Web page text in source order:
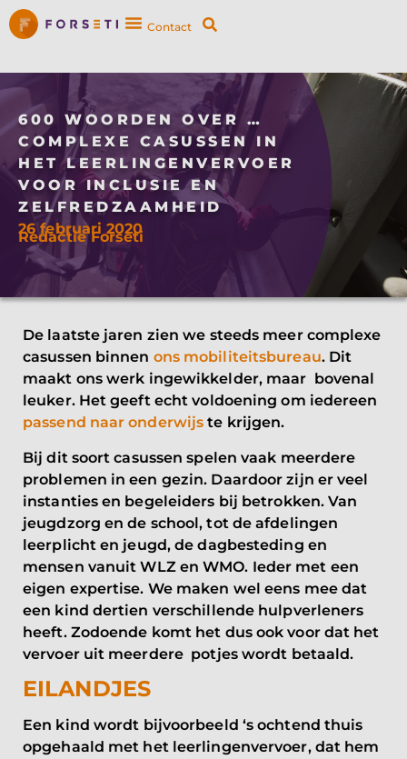
Contact
600 WOORDEN OVER …
COMPLEXE CASUSSEN IN
HET LEERLINGENVERVOER
VOOR INCLUSIE EN
ZELFREDZAAMHEID
26 februari 2020
Redactie Forseti
De laatste jaren zien we steeds meer complexe
casussen binnen ons mobiliteitsbureau. Dit
maakt ons werk ingewikkelder, maar bovenal
leuker. Het geeft echt voldoening om iedereen
passend naar onderwijs te krijgen.
Bij dit soort casussen spelen vaak meerdere
problemen in een gezin. Daardoor zijn er veel
instanties en begeleiders bij betrokken. Van
jeugdzorg en de school, tot de afdelingen
leerplicht en jeugd, de dagbesteding en
mensen vanuit WLZ en WMO. Ieder met een
eigen expertise. We maken wel eens mee dat
een kind dertien verschillende hulpverleners
heeft. Zodoende komt het dus ook voor dat het
vervoer uit meerdere potjes wordt betaald.
EILANDJES
Een kind wordt bijvoorbeeld ‘s ochtend thuis
opgehaald met het leerlingenvervoer, dat hem